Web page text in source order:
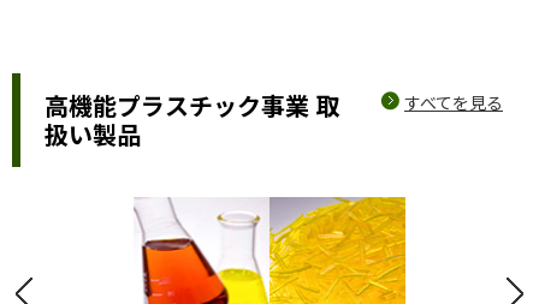
高機能プラスチック事業 取
扱い製品
すべてを見る